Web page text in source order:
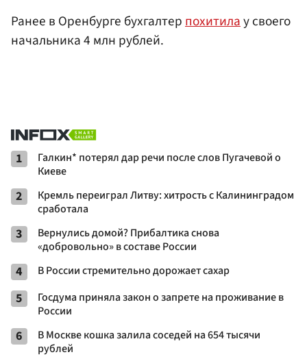
Ранее в Оренбурге бухгалтерпохитилау своего
начальника 4 млн рублей.
1
Галкин* потерял дар речи после слов Пугачевой о
Киеве
2
Кремль переиграл Литву: хитрость с Калининградом
сработала
3
Вернулись домой? Прибалтика снова
«добровольно» в составе России
4 В России стремительно дорожает сахар
5
Госдума приняла закон о запрете на проживание в
России
6
В Москве кошка залила соседей на 654 тысячи
рублей